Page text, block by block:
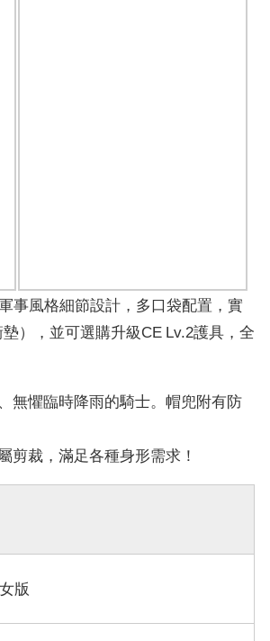
事風格細節設計，多口袋配置，實
），並可選購升級CE Lv.2護具，全
無懼臨時降雨的騎士。帽兜附有防
剪裁，滿足各種身形需求！
版